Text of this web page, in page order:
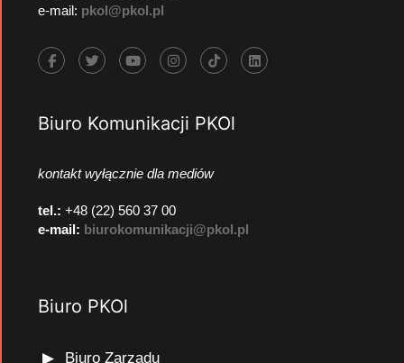
e-mail: pkol@pkol.pl
Biuro Komunikacji PKOl
kontakt wyłącznie dla mediów
tel.: +48 (22) 560 37 00
e-mail: biurokomunikacji@pkol.pl
Biuro PKOl
Biuro Zarządu